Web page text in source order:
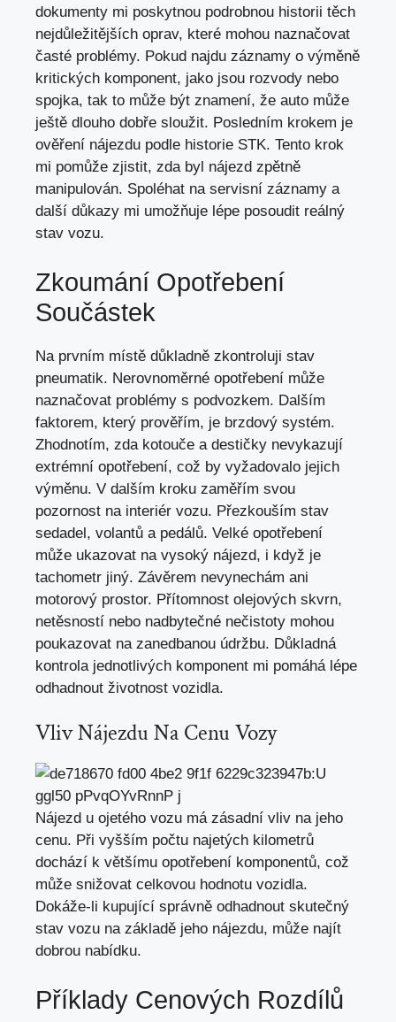
dokumenty mi poskytnou podrobnou historii těch
nejdůležitějších oprav, které mohou naznačovat
časté problémy. Pokud najdu záznamy o výměně
kritických komponent, jako jsou rozvody nebo
spojka, tak to může být znamení, že auto může
ještě dlouho dobře sloužit. Posledním krokem je
ověření nájezdu podle historie STK. Tento krok
mi pomůže zjistit, zda byl nájezd zpětně
manipulován. Spoléhat na servisní záznamy a
další důkazy mi umožňuje lépe posoudit reálný
stav vozu.
Zkoumání Opotřebení
Součástek
Na prvním místě důkladně zkontroluji stav
pneumatik. Nerovnoměrné opotřebení může
naznačovat problémy s podvozkem. Dalším
faktorem, který prověřím, je brzdový systém.
Zhodnotím, zda kotouče a destičky nevykazují
extrémní opotřebení, což by vyžadovalo jejich
výměnu. V dalším kroku zaměřím svou
pozornost na interiér vozu. Přezkouším stav
sedadel, volantů a pedálů. Velké opotřebení
může ukazovat na vysoký nájezd, i když je
tachometr jiný. Závěrem nevynechám ani
motorový prostor. Přítomnost olejových skvrn,
netěsností nebo nadbytečné nečistoty mohou
poukazovat na zanedbanou údržbu. Důkladná
kontrola jednotlivých komponent mi pomáhá lépe
odhadnout životnost vozidla.
Vliv Nájezdu Na Cenu Vozy
Nájezd u ojetého vozu má zásadní vliv na jeho
cenu. Při vyšším počtu najetých kilometrů
dochází k většímu opotřebení komponentů, což
může snižovat celkovou hodnotu vozidla.
Dokáže-li kupující správně odhadnout skutečný
stav vozu na základě jeho nájezdu, může najít
dobrou nabídku.
Příklady Cenových Rozdílů